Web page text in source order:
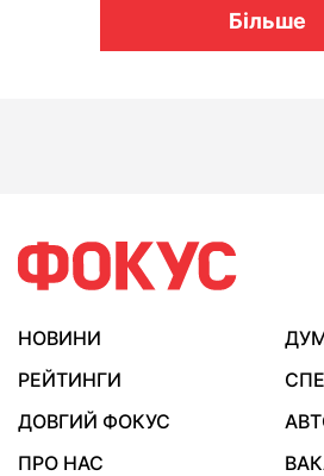
Більше
НОВИНИ
РЕЙТИНГИ
ДОВГИЙ ФОКУС
ПРО НАС